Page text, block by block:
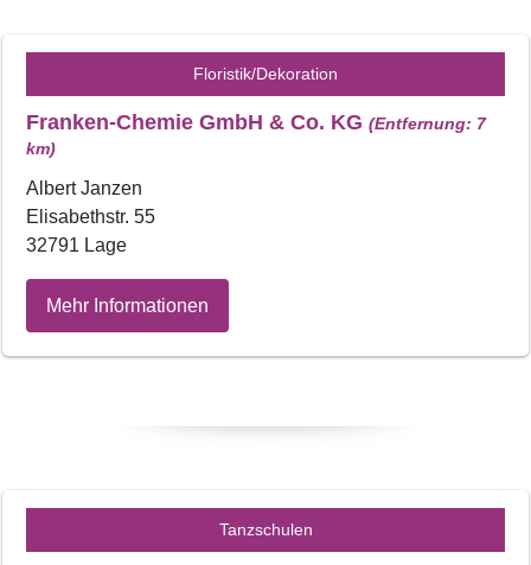
Floristik/Dekoration
Franken-Chemie GmbH & Co. KG (Entfernung: 7
km)
Albert Janzen
Elisabethstr. 55
32791 Lage
Mehr Informationen
Tanzschulen